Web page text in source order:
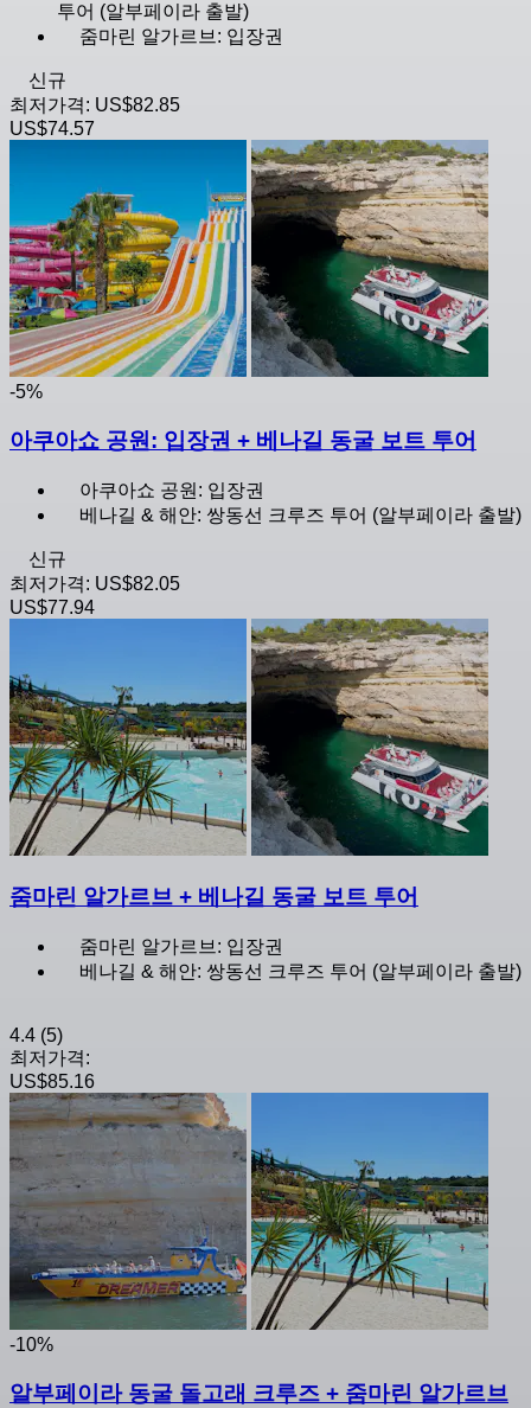
투어 (알부페이라 출발)
줌마린 알가르브: 입장권
신규
최저가격: US$82.85
US$74.57
-5%
아쿠아쇼 공원: 입장권 + 베나길 동굴 보트 투어
아쿠아쇼 공원: 입장권
베나길 & 해안: 쌍동선 크루즈 투어 (알부페이라 출발)
신규
최저가격: US$82.05
US$77.94
줌마린 알가르브 + 베나길 동굴 보트 투어
줌마린 알가르브: 입장권
베나길 & 해안: 쌍동선 크루즈 투어 (알부페이라 출발)
4.4 (5)
최저가격:
US$85.16
-10%
알부페이라 동굴 돌고래 크루즈 + 줌마린 알가르브